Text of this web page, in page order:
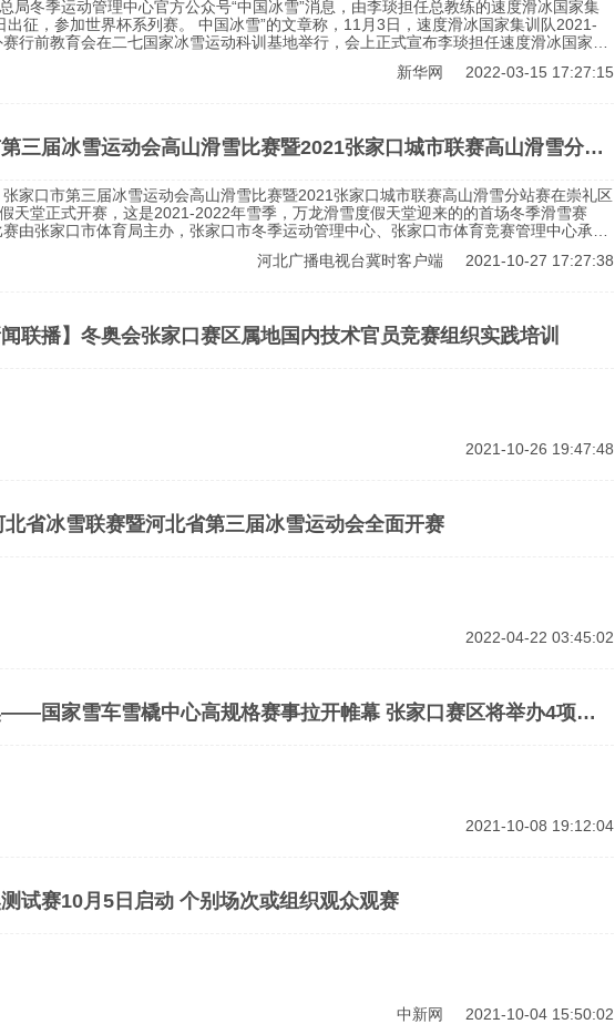
局冬季运动管理中心官方公众号“中国冰雪”消息，由李琰担任总教练的速度滑冰国家集
出征，参加世界杯系列赛。 中国冰雪”的文章称，11月3日，速度滑冰国家集训队2021-
行前教育会在二七国家冰雪运动科训基地举行，会上正式宣布李琰担任速度滑冰国家集
新华网 2022-03-15 17:27:15
三届冰雪运动会高山滑雪比赛暨2021张家口城市联赛高山滑雪分站
家口市第三届冰雪运动会高山滑雪比赛暨2021张家口城市联赛高山滑雪分站赛在崇礼区
天堂正式开赛，这是2021-2022年雪季，万龙滑雪度假天堂迎来的的首场冬季滑雪赛
由张家口市体育局主办，张家口市冬季运动管理中心、张家口市体育竞赛管理中心承
河北广播电视台冀时客户端 2021-10-27 17:27:38
闻联播】冬奥会张家口赛区属地国内技术官员竞赛组织实践培训
2021-10-26 19:47:48
北省冰雪联赛暨河北省第三届冰雪运动会全面开赛
2022-04-22 03:45:02
国家雪车雪橇中心高规格赛事拉开帷幕 张家口赛区将举办4项测
2021-10-08 19:12:04
试赛10月5日启动 个别场次或组织观众观赛
中新网 2021-10-04 15:50:02